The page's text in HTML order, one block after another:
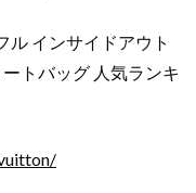
ル インサイドアウト
トバッグ 人気ランキ